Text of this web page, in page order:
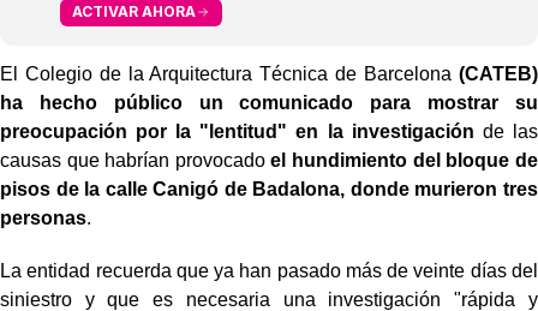
ACTIVAR AHORA
El Colegio de la Arquitectura Técnica de Barcelona (CATEB)
ha hecho público un comunicado para mostrar su
preocupación por la "lentitud" en la investigación de las
causas que habrían provocadoel hundimiento del bloque de
pisos de la calle Canigó de Badalona, donde murieron tres
personas.
La entidad recuerda que ya han pasado más de veinte días del
siniestro y que es necesaria una investigación "rápida y